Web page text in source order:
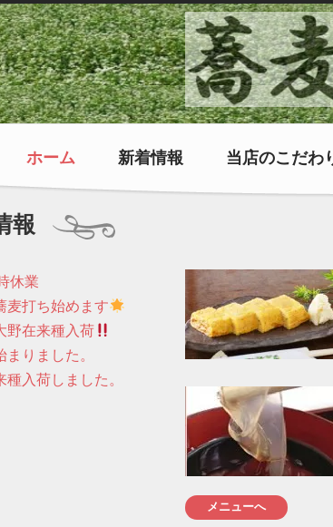
ホーム 新着情報 当店のこだわ
報
休業
麦打ち始めます
野在来種入荷
まりました。
種入荷しました。
メニューへ